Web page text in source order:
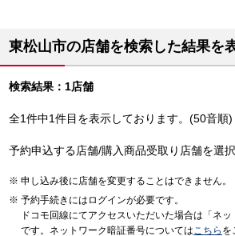
東松山市の店舗を検索した結果を
検索結果：1店舗
全1件中1件目を表示しております。(50音順)
予約申込する店舗/購入商品受取り店舗を選択
申し込み後に店舗を変更することはできません。
予約手続きにはログインが必要です。
ドコモ回線にてアクセスいただいた場合は「ネ
です。ネットワーク暗証番号についてはこちら を